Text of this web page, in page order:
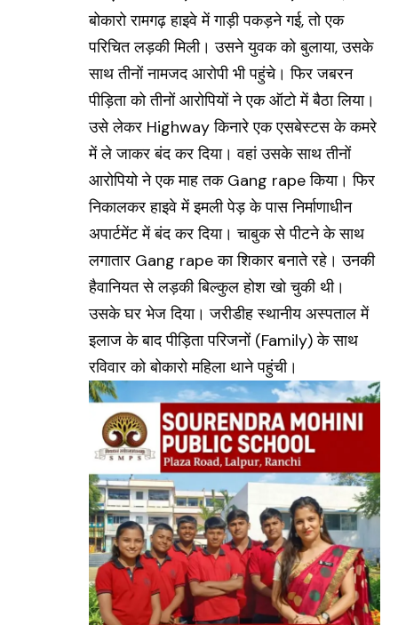
बोकारो रामगढ़ हाइवे में गाड़ी पकड़ने गई, तो एक
परिचित लड़की मिली। उसने युवक को बुलाया, उसके
साथ तीनों नामजद आरोपी भी पहुंचे। फिर जबरन
पीड़िता को तीनों आरोपियों ने एक ऑटो में बैठा लिया।
उसे लेकर Highway किनारे एक एसबेस्टस के कमरे
में ले जाकर बंद कर दिया। वहां उसके साथ तीनों
आरोपियो ने एक माह तक Gang rape किया। फिर
निकालकर हाइवे में इमली पेड़ के पास निर्माणाधीन
अपार्टमेंट में बंद कर दिया। चाबुक से पीटने के साथ
लगातार Gang rape का शिकार बनाते रहे। उनकी
हैवानियत से लड़की बिल्कुल होश खो चुकी थी।
उसके घर भेज दिया। जरीडीह स्थानीय अस्पताल में
इलाज के बाद पीड़िता परिजनों (Family) के साथ
रविवार को बोकारो महिला थाने पहुंची।